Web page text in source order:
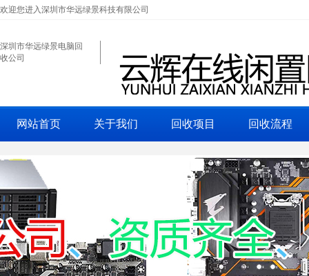
欢迎您进入深圳市华远绿景科技有限公司
深圳市华远绿景电脑回
收公司
网站首页 关于我们 回收项目 回收流程